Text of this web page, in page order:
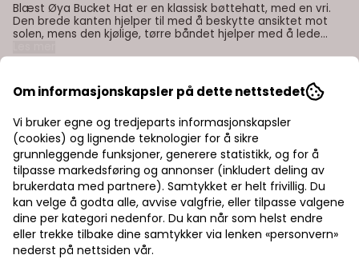
Blæst Øya Bucket Hat er en klassisk bøttehatt, med en vri.
Den brede kanten hjelper til med å beskytte ansiktet mot
solen, mens den kjølige, tørre båndet hjelper med å lede
bøttehatt er også laget med et vanntett stoff, så den kan
overskyet. Farge: black Egenskaper: vann- og vindtett
pustende justerbar
600,-
Velg størrelse
Legg i handlekurv
På lager
Om informasjonskapsler på dette nettstedet
Vi bruker egne og tredjeparts informasjonskapsler
(cookies) og lignende teknologier for å sikre
grunnleggende funksjoner, generere statistikk, og for å
tilpasse markedsføring og annonser (inkludert deling av
brukerdata med partnere). Samtykket er helt frivillig. Du
kan velge å godta alle, avvise valgfrie, eller tilpasse valgene
dine per kategori nedenfor. Du kan når som helst endre
eller trekke tilbake dine samtykker via lenken «personvern»
nederst på nettsiden vår.